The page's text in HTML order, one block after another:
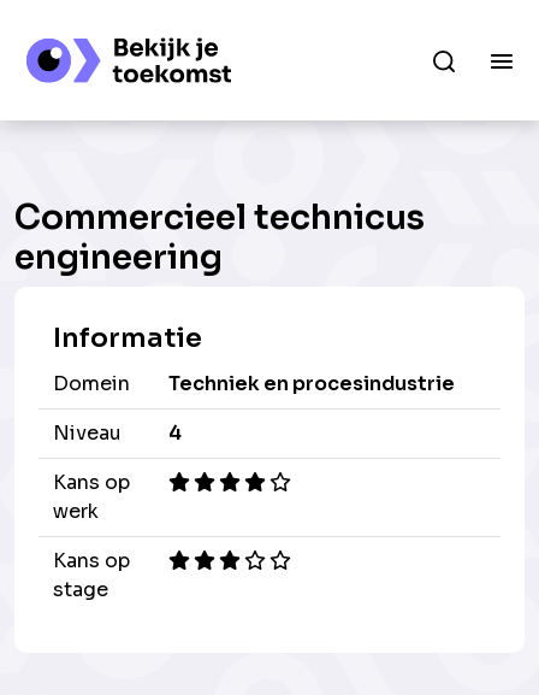
Commercieel technicus
engineering
Informatie
Domein
Techniek en procesindustrie
Niveau
4
Kans op
werk
Kans op
stage